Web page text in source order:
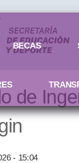
BECAS
de
- 15:04